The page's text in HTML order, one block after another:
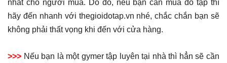
nhất cho người mua. Do đó, nếu bạn cần mua đồ tập thì
hãy đến nhanh với thegioidotap.vn nhé, chắc chắn bạn sẽ
không phải thất vọng khi đến với cửa hàng.
>>> Nếu bạn là một gymer tập luyên tại nhà thì hẳn sẽ cần